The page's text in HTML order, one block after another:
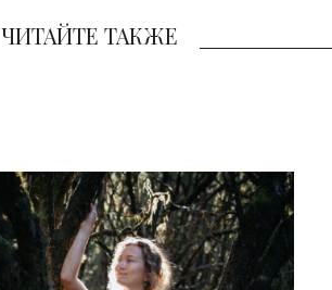
ЧИТАЙТЕ ТАКЖЕ